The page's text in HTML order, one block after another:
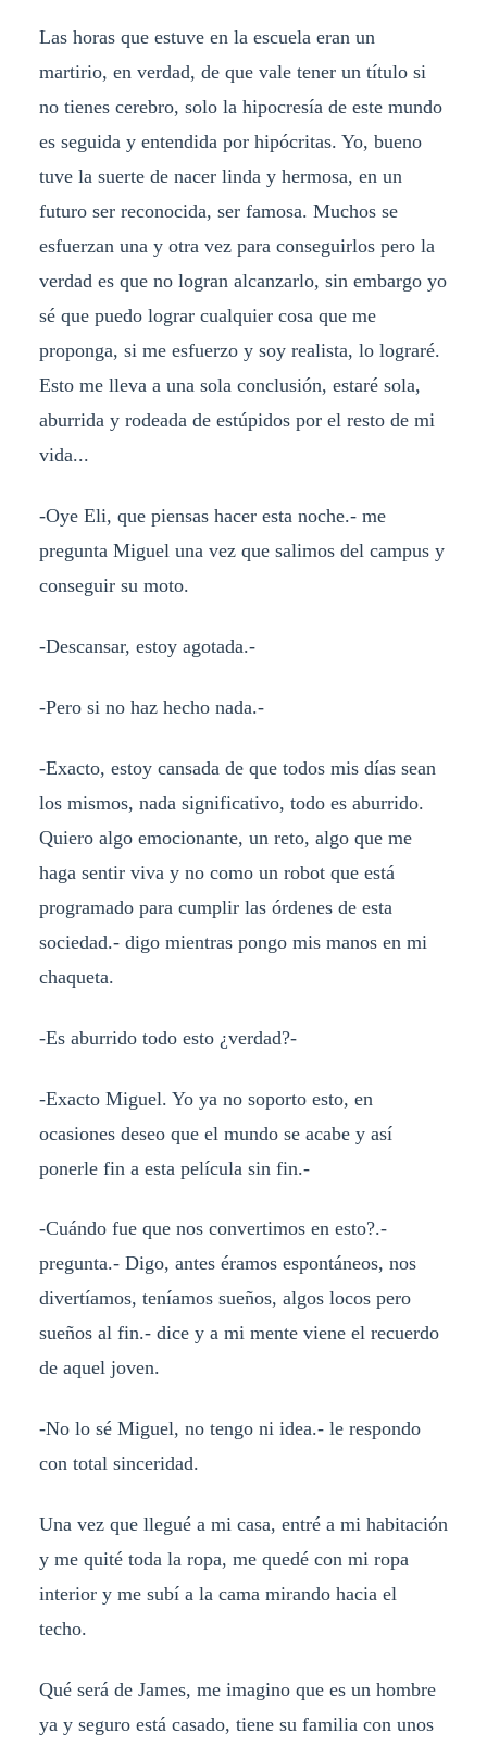
Las horas que estuve en la escuela eran un
martirio, en verdad, de que vale tener un título si
no tienes cerebro, solo la hipocresía de este mundo
es seguida y entendida por hipócritas. Yo, bueno
tuve la suerte de nacer linda y hermosa, en un
futuro ser reconocida, ser famosa. Muchos se
esfuerzan una y otra vez para conseguirlos pero la
verdad es que no logran alcanzarlo, sin embargo yo
sé que puedo lograr cualquier cosa que me
proponga, si me esfuerzo y soy realista, lo lograré.
Esto me lleva a una sola conclusión, estaré sola,
aburrida y rodeada de estúpidos por el resto de mi
vida...
-Oye Eli, que piensas hacer esta noche.- me
pregunta Miguel una vez que salimos del campus y
conseguir su moto.
-Descansar, estoy agotada.-
-Pero si no haz hecho nada.-
-Exacto, estoy cansada de que todos mis días sean
los mismos, nada significativo, todo es aburrido.
Quiero algo emocionante, un reto, algo que me
haga sentir viva y no como un robot que está
programado para cumplir las órdenes de esta
sociedad.- digo mientras pongo mis manos en mi
chaqueta.
-Es aburrido todo esto ¿verdad?-
-Exacto Miguel. Yo ya no soporto esto, en
ocasiones deseo que el mundo se acabe y así
ponerle fin a esta película sin fin.-
-Cuándo fue que nos convertimos en esto?.-
pregunta.- Digo, antes éramos espontáneos, nos
divertíamos, teníamos sueños, algos locos pero
sueños al fin.- dice y a mi mente viene el recuerdo
de aquel joven.
-No lo sé Miguel, no tengo ni idea.- le respondo
con total sinceridad.
Una vez que llegué a mi casa, entré a mi habitación
y me quité toda la ropa, me quedé con mi ropa
interior y me subí a la cama mirando hacia el
techo.
Qué será de James, me imagino que es un hombre
ya y seguro está casado, tiene su familia con unos